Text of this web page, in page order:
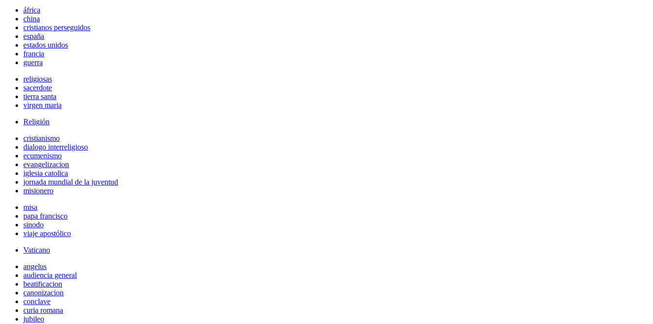
áfrica
china
cristianos perseguidos
españa
estados unidos
francia
guerra
religiosas
sacerdote
tierra santa
virgen maria
Religión
cristianismo
dialogo interreligioso
ecumenismo
evangelizacion
iglesia catolica
jornada mundial de la juventud
misionero
misa
papa francisco
sinodo
viaje apostólico
Vaticano
angelus
audiencia general
beatificacion
canonizacion
conclave
curia romana
jubileo